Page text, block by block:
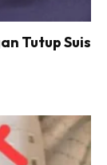
Tutup Suis